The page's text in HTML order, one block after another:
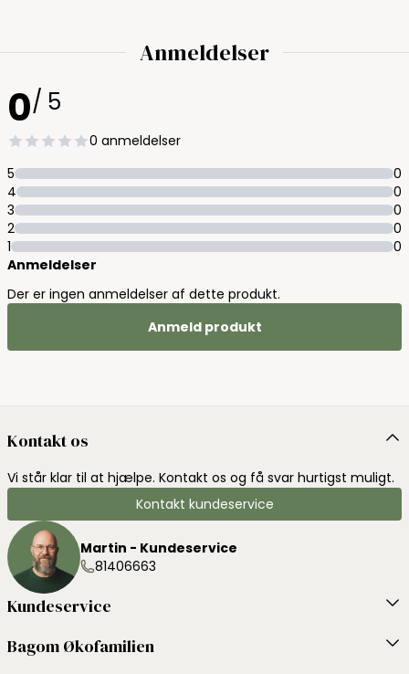
Anmeldelser
0/ 5
0 anmeldelser
5
0
4
0
3
0
2
0
1
0
Anmeldelser
Der er ingen anmeldelser af dette produkt.
Anmeld produkt
Kontakt os
Vi står klar til at hjælpe. Kontakt os og få svar hurtigst muligt.
Kontakt kundeservice
Martin - Kundeservice
81406663
Kundeservice
Bagom Økofamilien